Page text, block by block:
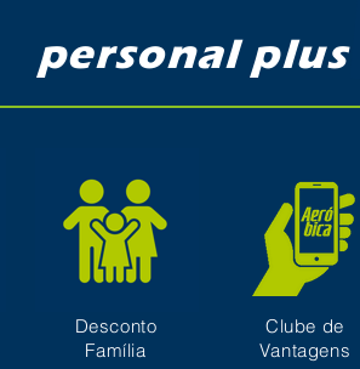
personal plus
Desconto
Família
Clube de
Vantagens